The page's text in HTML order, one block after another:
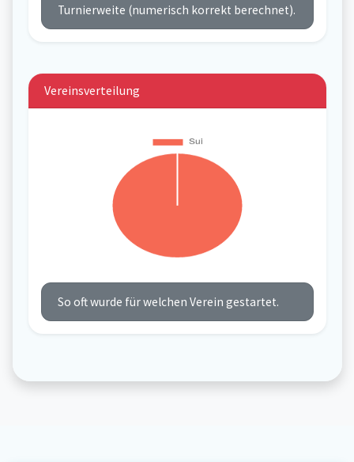
Turnierweite (numerisch korrekt berechnet).
Vereinsverteilung
So oft wurde für welchen Verein gestartet.